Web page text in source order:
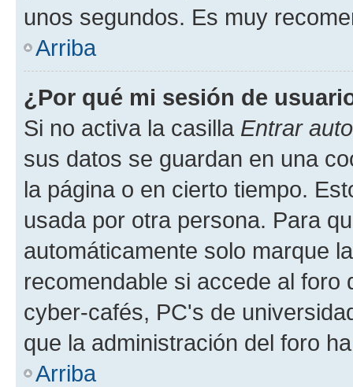
unos segundos. Es muy
Arriba
¿Por qué mi sesión de
Si no activa la casilla Entrar
sus datos se guardan en una
la página o en cierto tiempo.
usada por otra persona. Para
automáticamente solo marque
recomendable si accede al foro
cyber-cafés, PC's de
que la administración del foro
Arriba